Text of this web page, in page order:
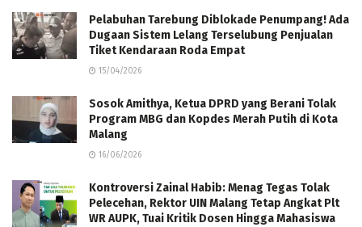
Pelabuhan Tarebung Diblokade Penumpang! Ada
Dugaan Sistem Lelang Terselubung Penjualan
Tiket Kendaraan Roda Empat
15/04/2026
Sosok Amithya, Ketua DPRD yang Berani Tolak
Program MBG dan Kopdes Merah Putih di Kota
Malang
16/06/2026
Kontroversi Zainal Habib: Menag Tegas Tolak
Pelecehan, Rektor UIN Malang Tetap Angkat Plt
WR AUPK, Tuai Kritik Dosen Hingga Mahasiswa